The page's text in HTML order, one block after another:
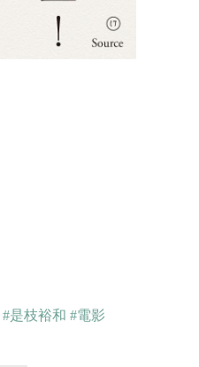
#是枝裕和 #電影